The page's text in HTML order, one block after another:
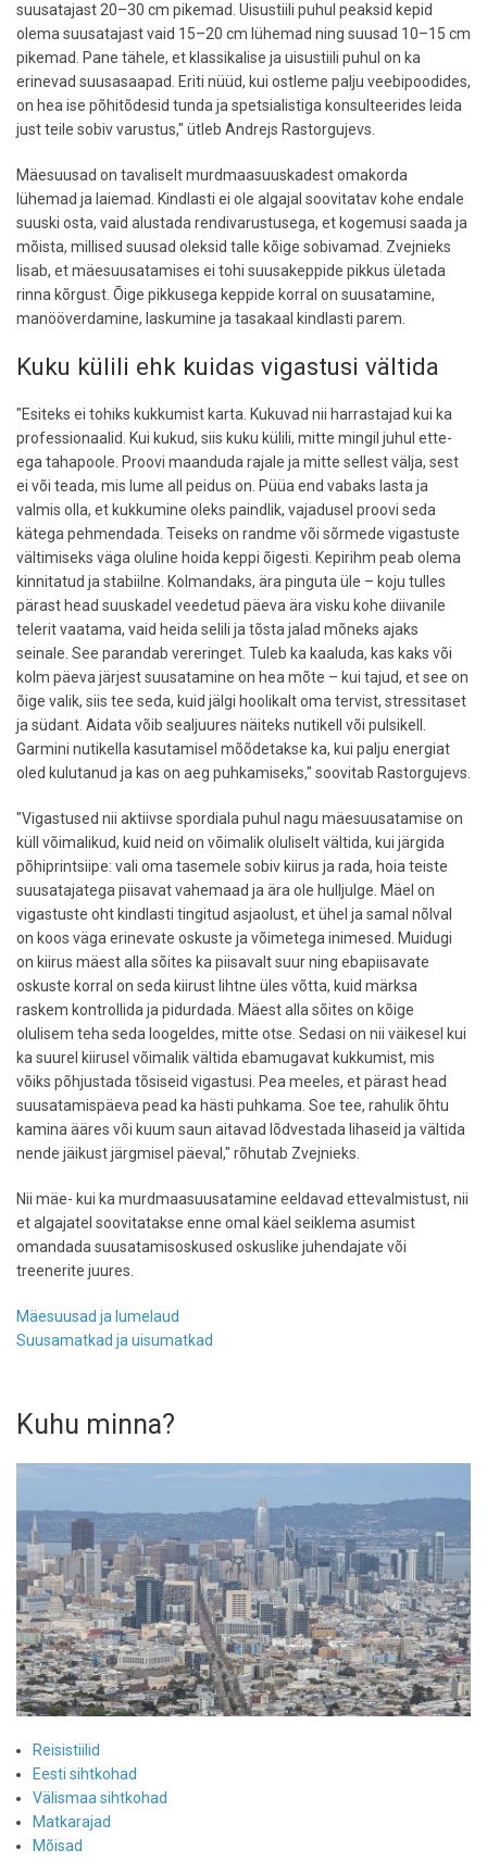
suusatajast 20–30 cm pikemad. Uisustiili puhul peaksid kepid
olema suusatajast vaid 15–20 cm lühemad ning suusad 10–15 cm
pikemad. Pane tähele, et klassikalise ja uisustiili puhul on ka
erinevad suusasaapad. Eriti nüüd, kui ostleme palju veebipoodides,
on hea ise põhitõdesid tunda ja spetsialistiga konsulteerides leida
just teile sobiv varustus," ütleb Andrejs Rastorgujevs.
Mäesuusad on tavaliselt murdmaasuuskadest omakorda
lühemad ja laiemad. Kindlasti ei ole algajal soovitatav kohe endale
suuski osta, vaid alustada rendivarustusega, et kogemusi saada ja
mõista, millised suusad oleksid talle kõige sobivamad. Zvejnieks
lisab, et mäesuusatamises ei tohi suusakeppide pikkus ületada
rinna kõrgust. Õige pikkusega keppide korral on suusatamine,
manööverdamine, laskumine ja tasakaal kindlasti parem.
Kuku külili ehk kuidas vigastusi vältida
"Esiteks ei tohiks kukkumist karta. Kukuvad nii harrastajad kui ka
professionaalid. Kui kukud, siis kuku külili, mitte mingil juhul ette-
ega tahapoole. Proovi maanduda rajale ja mitte sellest välja, sest
ei või teada, mis lume all peidus on. Püüa end vabaks lasta ja
valmis olla, et kukkumine oleks paindlik, vajadusel proovi seda
kätega pehmendada. Teiseks on randme või sõrmede vigastuste
vältimiseks väga oluline hoida keppi õigesti. Kepirihm peab olema
kinnitatud ja stabiilne. Kolmandaks, ära pinguta üle – koju tulles
pärast head suuskadel veedetud päeva ära visku kohe diivanile
telerit vaatama, vaid heida selili ja tõsta jalad mõneks ajaks
seinale. See parandab vereringet. Tuleb ka kaaluda, kas kaks või
kolm päeva järjest suusatamine on hea mõte – kui tajud, et see on
õige valik, siis tee seda, kuid jälgi hoolikalt oma tervist, stressitaset
ja südant. Aidata võib sealjuures näiteks nutikell või pulsikell.
Garmini nutikella kasutamisel mõõdetakse ka, kui palju energiat
oled kulutanud ja kas on aeg puhkamiseks," soovitab Rastorgujevs.
"Vigastused nii aktiivse spordiala puhul nagu mäesuusatamise on
küll võimalikud, kuid neid on võimalik oluliselt vältida, kui järgida
põhiprintsiipe: vali oma tasemele sobiv kiirus ja rada, hoia teiste
suusatajatega piisavat vahemaad ja ära ole hulljulge. Mäel on
vigastuste oht kindlasti tingitud asjaolust, et ühel ja samal nõlval
on koos väga erinevate oskuste ja võimetega inimesed. Muidugi
on kiirus mäest alla sõites ka piisavalt suur ning ebapiisavate
oskuste korral on seda kiirust lihtne üles võtta, kuid märksa
raskem kontrollida ja pidurdada. Mäest alla sõites on kõige
olulisem teha seda loogeldes, mitte otse. Sedasi on nii väikesel kui
ka suurel kiirusel võimalik vältida ebamugavat kukkumist, mis
võiks põhjustada tõsiseid vigastusi. Pea meeles, et pärast head
suusatamispäeva pead ka hästi puhkama. Soe tee, rahulik õhtu
kamina ääres või kuum saun aitavad lõdvestada lihaseid ja vältida
nende jäikust järgmisel päeval," rõhutab Zvejnieks.
Nii mäe- kui ka murdmaasuusatamine eeldavad ettevalmistust, nii
et algajatel soovitatakse enne omal käel seiklema asumist
omandada suusatamisoskused oskuslike juhendajate või
treenerite juures.
Mäesuusad ja lumelaud
Suusamatkad ja uisumatkad
Kuhu minna?
Reisistiilid
Eesti sihtkohad
Välismaa sihtkohad
Matkarajad
Mõisad